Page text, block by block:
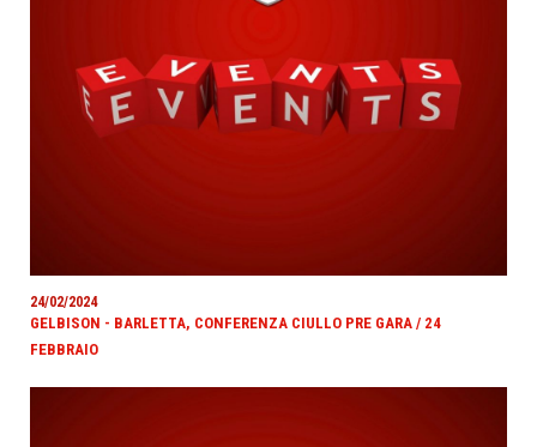
24/02/2024
GELBISON - BARLETTA, CONFERENZA CIULLO PRE GARA / 24
FEBBRAIO